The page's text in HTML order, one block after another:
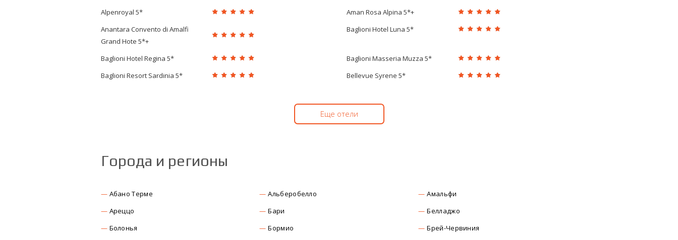
Alpenroyal 5*
Aman Rosa Alpina 5*+
Anantara Convento di Amalfi
Grand Hote 5*+
Baglioni Hotel Luna 5*
Baglioni Hotel Regina 5*
Baglioni Masseria Muzza 5*
Baglioni Resort Sardinia 5*
Bellevue Syrene 5*
Еще отели
Города и регионы
Абано Терме Альберобелло
Амальфи
Ареццо
Бари
Белладжо
Болонья
Бормио
Брей-Червиния